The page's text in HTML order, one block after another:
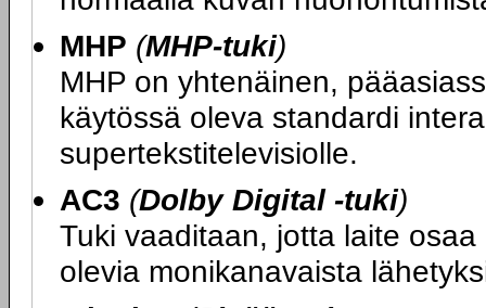
MHP (MHP-tuki)
MHP on yhtenäinen,
käytössä oleva standardi
supertekstitelevisiolle.
AC3 (Dolby Digital -tuki)
Tuki vaaditaan, jotta laite
olevia monikanavaista